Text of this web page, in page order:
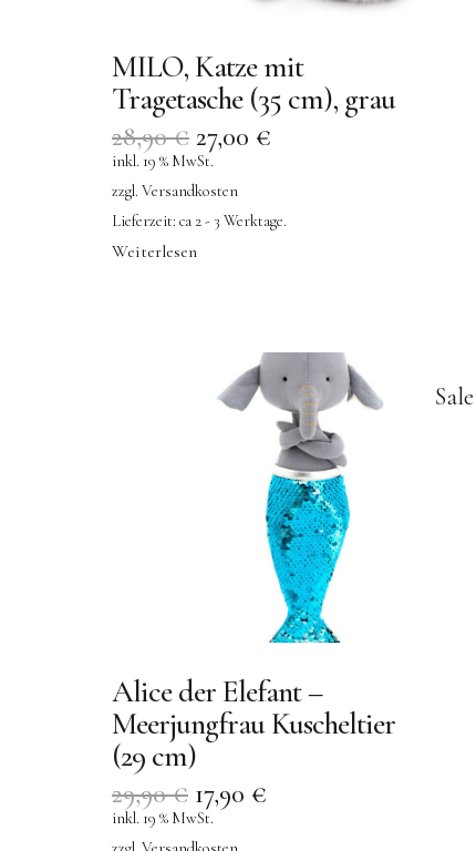
MILO, Katze mit
Tragetasche (35 cm), grau
28,90€ 27,00 €
inkl. 19 % MwSt.
zzgl. Versandkosten
Lieferzeit: ca 2 - 3 Werktage.
Weiterlesen
Sale
Alice der Elefant –
Meerjungfrau Kuscheltier
(29 cm)
29,90€ 17,90 €
inkl. 19 % MwSt.